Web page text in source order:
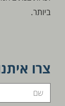
ביותר.
צרו